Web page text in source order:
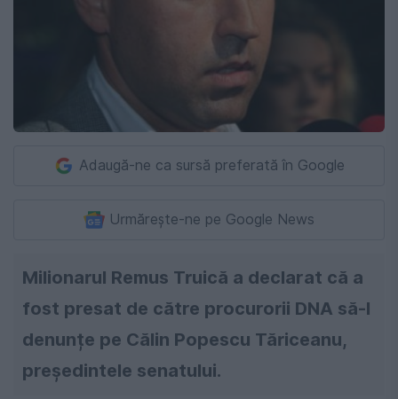
Adaugă-ne ca sursă preferată în Google
Urmărește-ne pe Google News
Milionarul Remus Truică a declarat că a
fost presat de către procurorii DNA să-l
denunțe pe Călin Popescu Tăriceanu,
președintele senatului.